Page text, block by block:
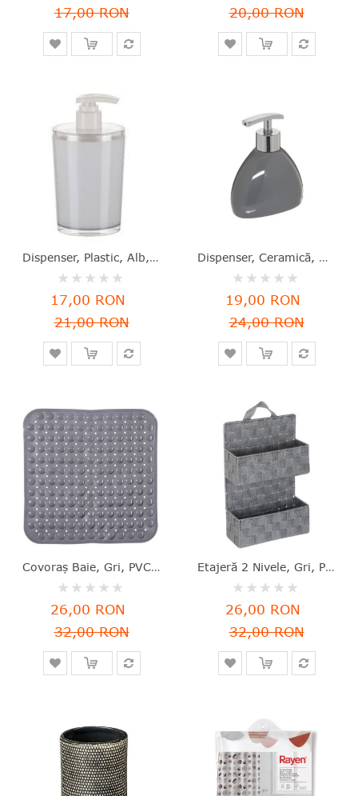
17,00 RON
20,00 RON
Dispenser, Plastic, Alb, 7.8x16.5x7.8 Cm, Five - 4811244088503
Rating:
0%
17,00 RON
21,00 RON
Dispenser, Ceramică, Gri, 13x10.5x7.5 Cm, Silk, Five - 3560239280101
Rating:
0%
19,00 RON
24,00 RON
Covoraş Baie, Gri, PVC, 54x54 Cm, Five - 3560238344804
Rating:
0%
26,00 RON
32,00 RON
Etajeră 2 Nivele, Gri, Polipropilenă, 37x25x9 Cm, Five - 3560239274193
Rating:
0%
26,00 RON
32,00 RON